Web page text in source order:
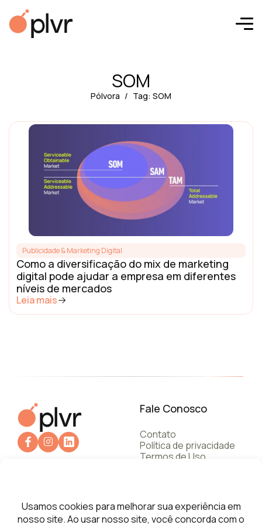
SOM
Pólvora Tag: SOM
Publicidade & Marketing Digital
Como a diversificação do mix de marketing
digital pode ajudar a empresa em diferentes
níveis de mercados
Leia mais
Fale Conosco
Contato
Política de privacidade
Termos de Uso